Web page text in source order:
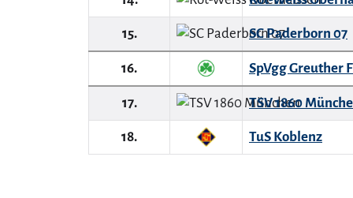
15. SC Paderborn 07
16. SpVgg Greuther
17. TSV 1860
18. TuS Koblenz